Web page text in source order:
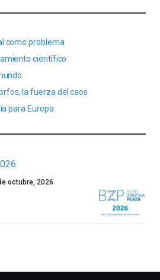
como problema
científico
la fuerza del caos
para Europa
octubre, 2026